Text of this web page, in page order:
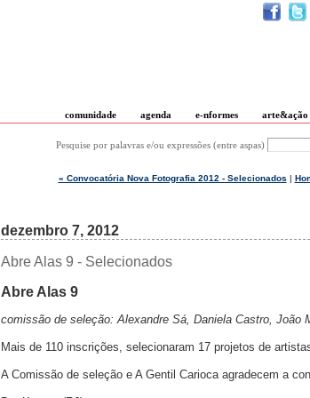
comunidade agenda e-nformes arte&ação
Pesquise por palavras e/ou expressões (entre aspas)
« Convocatória Nova Fotografia 2012 - Selecionados |
dezembro 7, 2012
Abre Alas 9 - Selecionados
Abre Alas 9
comissão de seleção: Alexandre Sá, Daniela Castro, João
Mais de 110 inscrições, selecionaram 17 projetos de
A Comissão de seleção e A Gentil Carioca agradecem a